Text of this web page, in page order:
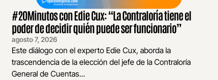
#20Minutos con Edie Cux: “La Contraloría tiene el
poder de decidir quién puede ser funcionario”
agosto 7, 2026
Este diálogo con el experto Edie Cux, aborda la
trascendencia de la elección del jefe de la Contraloría
General de Cuentas...